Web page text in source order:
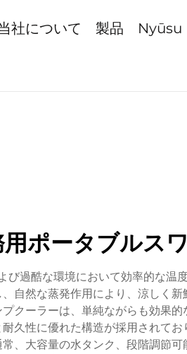
社について 製品 Nyūsu
ポータブルス
過酷な環境において効率的な
自然な蒸発作用により、涼しく
クーラーは、単純ながらも効果
久性に優れた構造が採用されて
、大容量の水タンク、段階調節